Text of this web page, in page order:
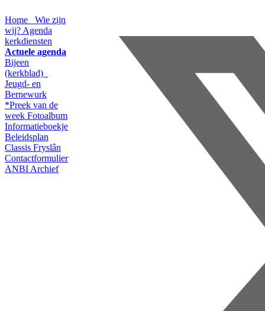
Home
Wie zijn
wij? Agenda
kerkdiensten
Actuele agenda
Bijeen
(kerkblad)
Jeugd- en
Bernewurk
*Preek van de
week Fotoalbum
Informatieboekje
Beleidsplan
Classis Fryslân
Contactformulier
ANBI Archief